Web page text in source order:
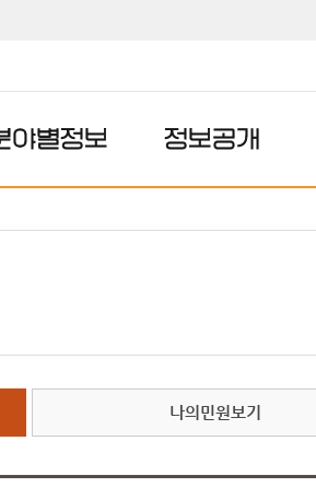
야별정보 정보공개
나의민원보기